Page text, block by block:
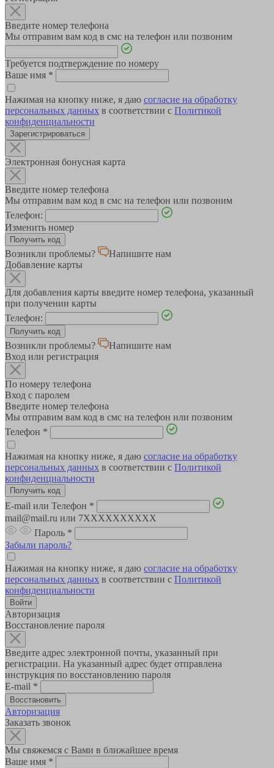
Введите номер телефона
Мы отправим вам код в смс на телефон или позвоним
Требуется подтверждение по номеру
Ваше имя *
Нажимая на кнопку ниже, я даю согласие на обработку
персональных данных в соответствии с Политикой
конфиденциальности
Зарегистрироваться
Электронная бонусная карта
Введите номер телефона
Мы отправим вам код в смс на телефон или позвоним
Телефон:
Изменить номер
Возникли проблемы?
Напишите нам
Добавление карты
Для добавления карты введите номер телефона, указанный
при получении карты
Телефон:
Возникли проблемы?
Напишите нам
Вход или регистрация
По номеру телефона
Вход с паролем
Введите номер телефона
Мы отправим вам код в смс на телефон или позвоним
Телефон *
Нажимая на кнопку ниже, я даю согласие на обработку
персональных данных в соответствии с Политикой
конфиденциальности
E-mail или Телефон *
mail@mail.ru или 7XXXXXXXXXX
Пароль *
Забыли пароль?
Нажимая на кнопку ниже, я даю согласие на обработку
персональных данных в соответствии с Политикой
конфиденциальности
Авторизация
Восстановление пароля
Введите адрес электронной почты, указанный при
регистрации. На указанный адрес будет отправлена
инструкция по восстановлению пароля
E-mail *
Авторизация
Заказать звонок
Мы свяжемся с Вами в ближайшее время
Ваше имя *